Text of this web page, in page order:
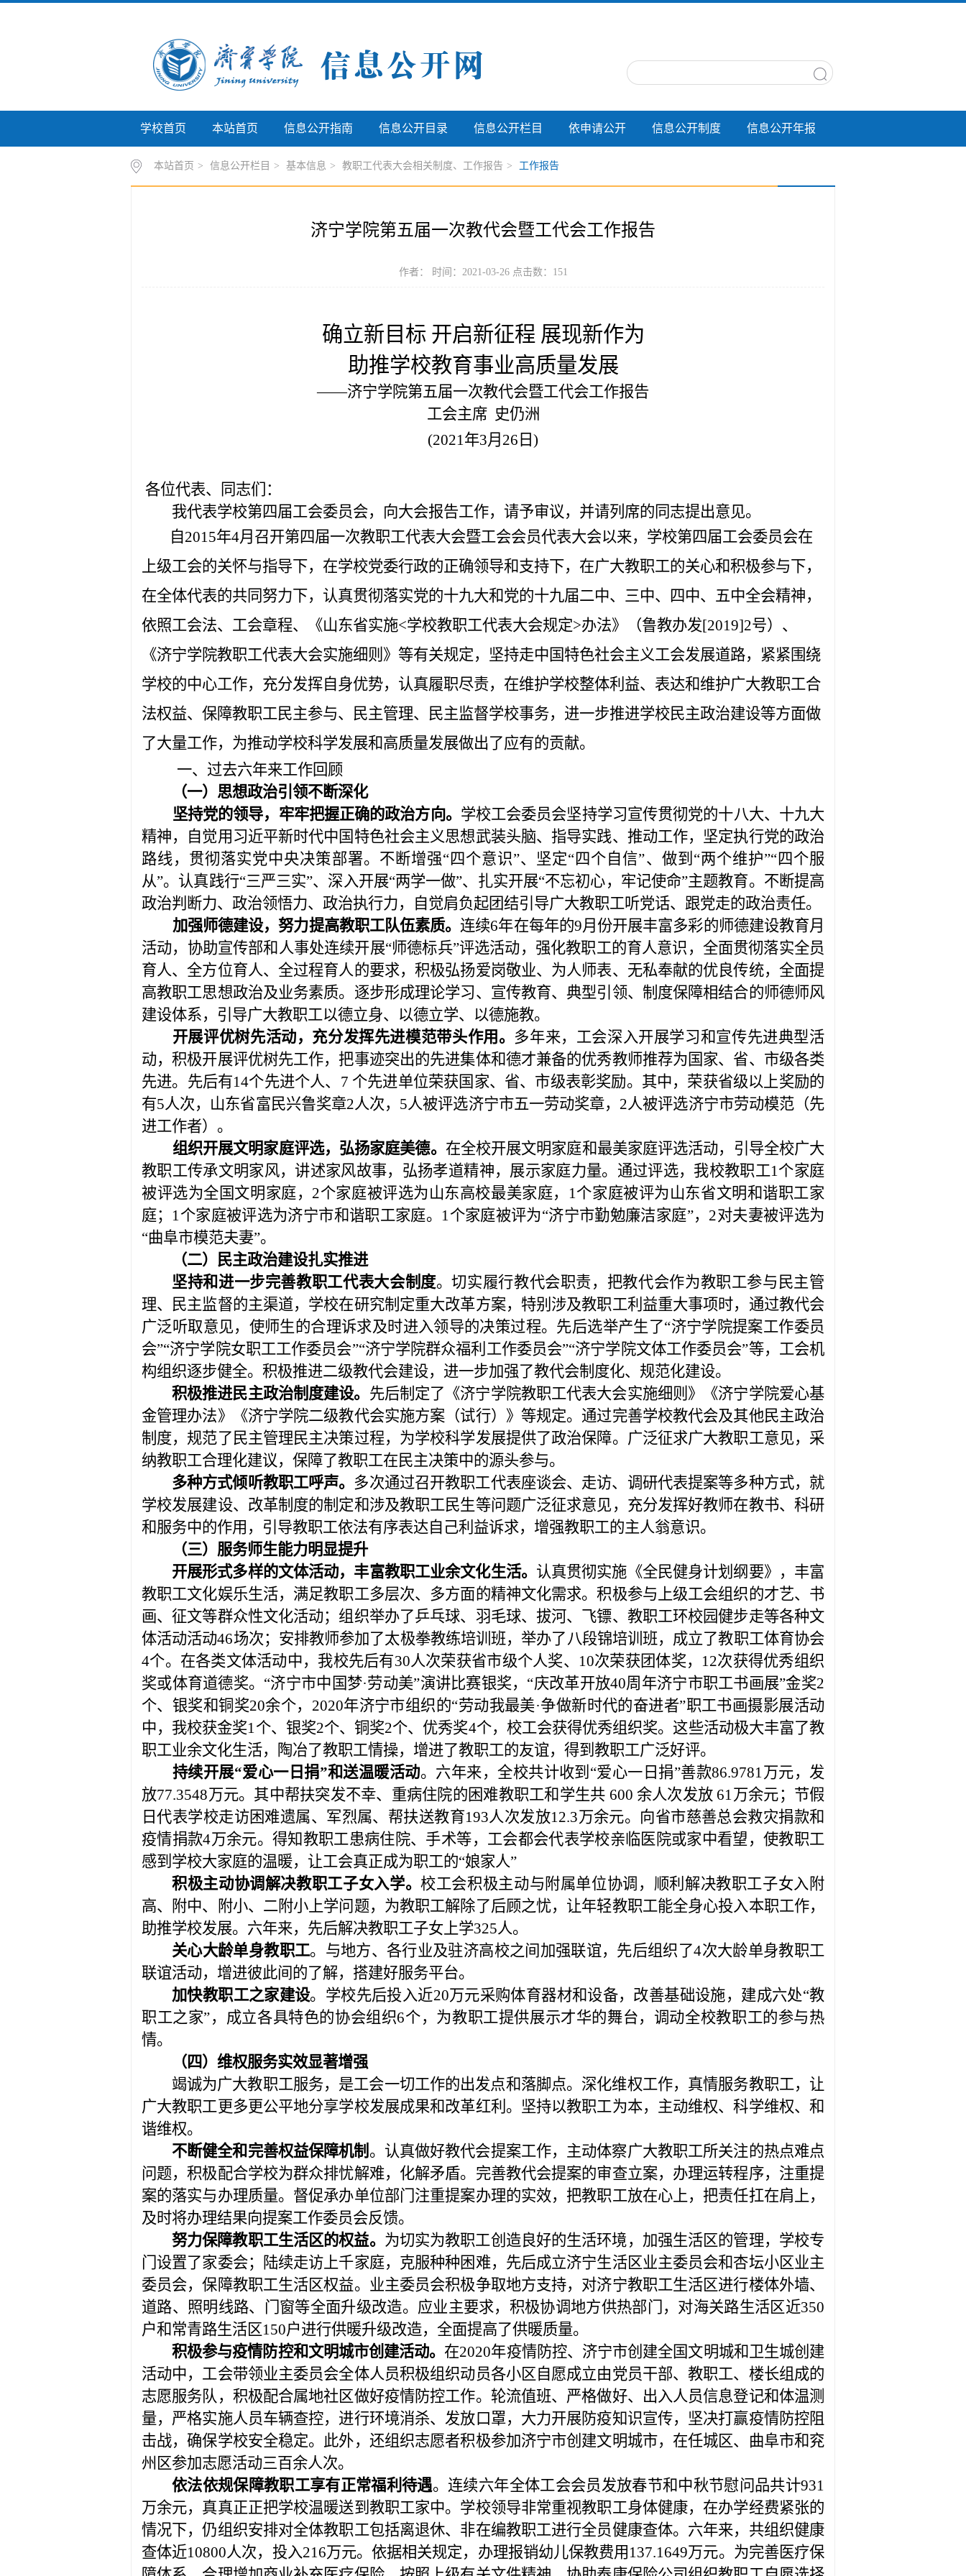
学校首页 本站首页 信息公开指南 信息公开目录 信息公开栏目 依申请公开 信息公开制度 信息公开年报
本站首页 > 信息公开栏目 > 基本信息 > 教职工代表大会相关制度、工作报告 > 工作报告
济宁学院第五届一次教代会暨工代会工作报告
作者： 时间：2021-03-26 点击数： 151
确立新目标 开启新征程 展现新作为
助推学校教育事业高质量发展
——济宁学院第五届一次教代会暨工代会工作报告
工会主席 史仍洲
(2021年3月 26 日 )
各位代表、同志们：
我代表学校第四届工会委员会，向大会报告工作，请予审议，并请列席的同志提出意见。
自2015年4月召开第四届一次教职工代表大会暨工会会员代表大会以来，学校第四届工会委员会在
上级工会的关怀与指导下，在学校党委行政的正确领导和支持下，在广大教职工的关心和积极参与下，
在全体代表的共同努力下，认真贯彻落实党的十九大和党的十九届二中、三中、四中、五中全会精神，
依照工会法、工会章程、
《山东省实施<学校教职工代表大会规定>办法》（鲁教办发[2019]2号）、
《济宁学院教职工代表大会实施细则》 等有关规定， 坚持走中国特色社会主义工会发展道路，紧紧围绕
学校的中心工作，充分发挥自身优势，认真履职尽责，在维护学校整体利益、表达和维护广大教职工合
法权益、保障教职工民主参与、民主管理、民主监督学校事务，进一步推进学校民主政治建设等方面做
了大量工作，为推动学校科学发展和高质量发展做出了应有的贡献。
一、过去六年来工作回顾
（一）思想政治引领不断深化
坚持党的领导，牢牢把握正确的政治方向。 学校工会委员会坚持学习宣传贯彻党的十八大、十九大
精神，自觉用习近平新时代中国特色社会主义思想武装头脑、指导实践、推动工作，坚定执行党的政治
路线，贯彻落实党中央决策部署。不断增强“四个意识”、坚定“四个自信”、做到“两个维护”“四个服
从”。认真践行“三严三实”、深入开展“两学一做”、扎实开展“不忘初心，牢记使命”主题教育。不断提高
政治判断力、政治领悟力、政治执行力，自觉肩负起团结引导广大教职工听党话、跟党走的政治责任。
加强师德建设，努力提高教职工队伍素质。 连续6年在每年的9月份开展丰富多彩的师德建设教育月
活动，协助宣传部和人事处连续开展“师德标兵”评选活动，强化教职工的育人意识，全面贯彻落实全员
育人、全方位育人、全过程育人的要求，积极弘扬爱岗敬业、为人师表、无私奉献的优良传统，全面提
高教职工思想政治及业务素质。逐步形成理论学习、宣传教育、典型引领、制度保障相结合的师德师风
建设体系，引导广大教职工以德立身、以德立学、以德施教。
开展评优树先活动，充分发挥先进模范带头作用。 多年来，工会深入开展学习和宣传先进典型活
动，积极开展评优树先工作，把事迹突出的先进集体和德才兼备的优秀教师推荐为国家、省、市级各类
先进。先后有14个先进个人、 7 个先进单位荣获国家、省、市级表彰奖励。其中，荣获省级以上奖励的
有5人次，山东省富民兴鲁奖章2人次， 5人被评选济宁市五一劳动奖章， 2人被评选济宁市劳动模范（先
进工作者）。
组织开展文明家庭评选，弘扬家庭美德。 在全校开展文明家庭和最美家庭评选活动，引导全校广大
教职工传承文明家风，讲述家风故事，弘扬孝道精神，展示家庭力量。通过评选，我校教职工1个家庭
被评选为全国文明家庭， 2个家庭被评选为山东高校最美家庭， 1个家庭被评为山东省文明和谐职工家
庭； 1个家庭被评选为济宁市和谐职工家庭。 1个家庭被评为“济宁市勤勉廉洁家庭”， 2对夫妻被评选为
“曲阜市模范夫妻”。
（二）民主政治建设扎实推进
坚持和进一步完善教职工代表大会制度。切实履行教代会职责，把教代会作为教职工参与民主管
理、民主监督的主渠道，学校在研究制定重大改革方案，特别涉及教职工利益重大事项时，通过教代会
广泛听取意见，使师生的合理诉求及时进入领导的决策过程。先后选举产生了“济宁学院提案工作委员
会”“济宁学院女职工工作委员会”“济宁学院群众福利工作委员会”“济宁学院文体工作委员会”等，工会机
构组织逐步健全。积极推进二级教代会建设，进一步加强了教代会制度化、规范化建设。
积极推进民主政治制度建设。 先后制定了《济宁学院教职工代表大会实施细则》《济宁学院爱心基
金管理办法》《济宁学院二级教代会实施方案（试行）》等规定。通过完善学校教代会及其他民主政治
制度，规范了民主管理民主决策过程，为学校科学发展提供了政治保障。广泛征求广大教职工意见，采
纳教职工合理化建议，保障了教职工在民主决策中的源头参与。
多种方式倾听教职工呼声。 多次通过召开教职工代表座谈会、走访、调研代表提案等多种方式，就
学校发展建设、改革制度的制定和涉及教职工民生等问题广泛征求意见，充分发挥好教师在教书、科研
和服务中的作用，引导教职工依法有序表达自己利益诉求，增强教职工的主人翁意识。
（三）服务师生能力明显提升
开展形式多样的文体活动，丰富教职工业余文化生活。 认真贯彻实施《全民健身计划纲要》，丰富
教职工文化娱乐生活，满足教职工多层次、多方面的精神文化需求。积极参与上级工会组织的才艺、书
画、征文等群众性文化活动；组织举办了乒乓球、羽毛球、拔河、飞镖、教职工环校园健步走等各种文
体活动活动46场次；安排教师参加了太极拳教练培训班，举办了八段锦培训班，成立了教职工体育协会
4个。在各类文体活动中，我校先后有30人次荣获省市级个人奖、 10次荣获团体奖， 12次获得优秀组织
奖或体育道德奖。“济宁市中国梦·劳动美”演讲比赛银奖，“庆改革开放40周年济宁市职工书画展”金奖2
个、银奖和铜奖20余个， 2020年济宁市组织的“劳动我最美·争做新时代的奋进者”职工书画摄影展活动
中，我校获金奖1个、银奖2个、铜奖2个、优秀奖4个，校工会获得优秀组织奖。这些活动极大丰富了教
职工业余文化生活，陶冶了教职工情操，增进了教职工的友谊，得到教职工广泛好评。
持续开展“爱心一日捐”和送温暖活动。 六年来，全校共计收到“爱心一日捐”善款86.9781万元，发
放77.3548万元。其中帮扶突发不幸、重病住院的困难教职工和学生共 600 余人次发放 61万余元；节假
日代表学校走访困难遗属、军烈属、帮扶送教育193人次发放12.3万余元。向省市慈善总会救灾捐款和
疫情捐款4万余元。得知教职工患病住院、手术等，工会都会代表学校亲临医院或家中看望，使教职工
感到学校大家庭的温暖，让工会真正成为职工的“娘家人”
积极主动协调解决教职工子女入学。校工会积极主动与附属单位协调，顺利解决教职工子女入附
高、附中、附小、二附小上学问题，为教职工解除了后顾之忧，让年轻教职工能全身心投入本职工作，
助推学校发展。六年来，先后解决教职工子女上学325人。
关心大龄单身教职工。与地方、各行业及驻济高校之间加强联谊，先后组织了4次大龄单身教职工
联谊活动，增进彼此间的了解，搭建好服务平台。
加快教职工之家建设。学校先后投入近20万元采购体育器材和设备，改善基础设施，建成六处“教
职工之家”，成立各具特色的协会组织6个，为教职工提供展示才华的舞台，调动全校教职工的参与热
情。
（四）维权服务实效显著增强
竭诚为广大教职工服务，是工会一切工作的出发点和落脚点。深化维权工作，真情服务教职工，让
广大教职工更多更公平地分享学校发展成果和改革红利。坚持以教职工为本，主动维权、科学维权、和
谐维权。
不断健全和完善权益保障机制 。认真做好教代会提案工作，主动体察广大教职工所关注的热点难点
问题，积极配合学校为群众排忧解难，化解矛盾。完善教代会提案的审查立案，办理运转程序，注重提
案的落实与办理质量。督促承办单位部门注重提案办理的实效，把教职工放在心上，把责任扛在肩上，
及时将办理结果向提案工作委员会反馈。
努力保障教职工生活区的权益。 为切实为教职工创造良好的生活环境，加强生活区的管理， 学校专
门设置了家委会；陆续走访上千家庭，克服种种困难，先后成立济宁生活区业主委员会和杏坛小区业主
委员会，保障教职工生活区权益。业主委员会积极争取地方支持，对济宁教职工生活区进行楼体外墙、
道路、照明线路、门窗等全面升级改造。应业主要求，积极协调地方供热部门，对海关路生活区近350
户和常青路生活区150户进行供暖升级改造，全面提高了供暖质量。
积极参与疫情防控和文明城市创建活动。 在2020年疫情防控、济宁市创建全国文明城和卫生城创建
活动中，工会带领业主委员会全体人员积极组织动员各小区自愿成立由党员干部、教职工、楼长组成的
志愿服务队，积极配合属地社区做好疫情防控工作。轮流值班、严格做好、出入人员信息登记和体温测
量，严格实施人员车辆查控，进行环境消杀、发放口罩，大力开展防疫知识宣传，坚决打赢疫情防控阻
击战，确保学校安全稳定。此外，还组织志愿者积极参加济宁市创建文明城市，在任城区、曲阜市和兖
州区参加志愿活动三百余人次。
依法依规保障教职工享有正常福利待遇。连续六年全体工会会员发放春节和中秋节慰问品共计931
万余元，真真正正把学校温暖送到教职工家中。学校领导非常重视教职工身体健康，在办学经费紧张的
情况下，仍组织安排对全体教职工包括离退休、非在编教职工进行全员健康查体。六年来，共组织健康
查体近10800人次，投入216万元。依据相关规定，办理报销幼儿保教费用 137.1649万元。为完善医疗保